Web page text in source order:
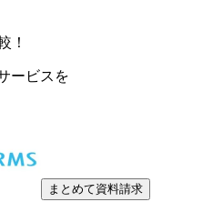
！
ービスを
まとめて資料請求